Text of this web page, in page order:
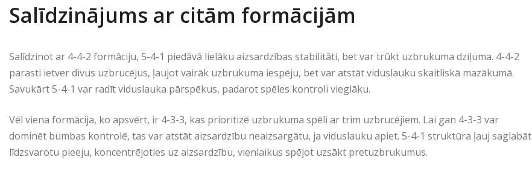
Salīdzinājums ar citām formācijām
Salīdzinot ar 4-4-2 formāciju, 5-4-1 piedāvā lielāku aizsardzības stabilitāti, bet var trūkt uzbrukuma dziļuma. 4-4-2
parasti ietver divus uzbrucējus, ļaujot vairāk uzbrukuma iespēju, bet var atstāt viduslauku skaitliskā mazākumā.
Savukārt 5-4-1 var radīt viduslauka pārspēkus, padarot spēles kontroli vieglāku.
Vēl viena formācija, ko apsvērt, ir 4-3-3, kas prioritizē uzbrukuma spēli ar trim uzbrucējiem. Lai gan 4-3-3 var
dominēt bumbas kontrolē, tas var atstāt aizsardzību neaizsargātu, ja viduslauku apiet. 5-4-1 struktūra ļauj saglabāt
līdzsvarotu pieeju, koncentrējoties uz aizsardzību, vienlaikus spējot uzsākt pretuzbrukumus.